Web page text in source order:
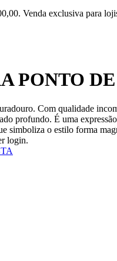
Venda exclusiva para
PONTO
Com qualidade
profundo. É uma
simboliza o estilo forma
login.